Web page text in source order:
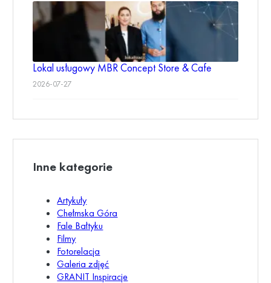
Lokal usługowy MBR Concept Store & Cafe
2026-07-27
Inne kategorie
Artykuły
Chełmska Góra
Fale Bałtyku
Filmy
Fotorelacja
Galeria zdjęć
GRANIT Inspiracje